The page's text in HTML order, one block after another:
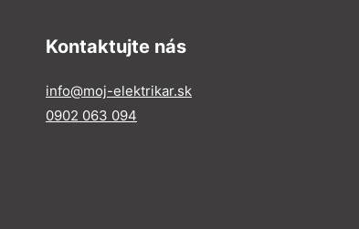
Kontaktujte nás
info@moj-elektrikar.sk
0902 063 094